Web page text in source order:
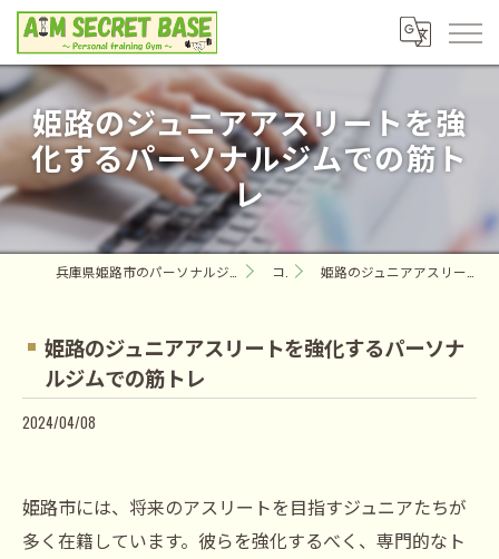
姫路のジュニアアスリートを強
化するパーソナルジムでの筋ト
レ
コラム 姫路のジュニアアスリートを強化するパーソナルジムでの筋トレ
姫路のジュニアアスリートを強化するパーソナ
ルジムでの筋トレ
2024/04/08
姫路市には、将来のアスリートを目指すジュニアたちが
多く在籍しています。彼らを強化するべく、専門的なト